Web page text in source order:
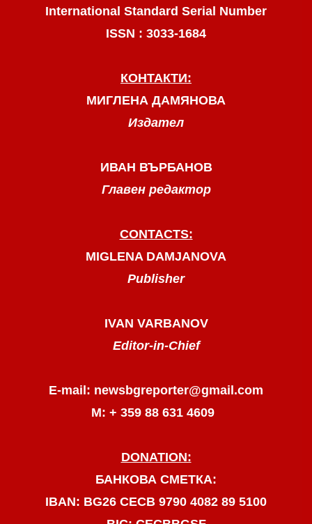
International Standard Serial Number
ISSN : 3033-1684
КОНТАКТИ:
МИГЛЕНА ДАМЯНОВА
Издател
ИВАН ВЪРБАНОВ
Главен редактор
CONTACTS:
MIGLENA DAMJANOVA
Publisher
IVAN VARBANOV
Editor-in-Chief
E-mail: newsbgreporter@gmail.com
М: + 359 88 631 4609
DONATION:
БАНКОВА СМЕТКА:
IBAN: BG26 CECB 9790 4082 89 5100